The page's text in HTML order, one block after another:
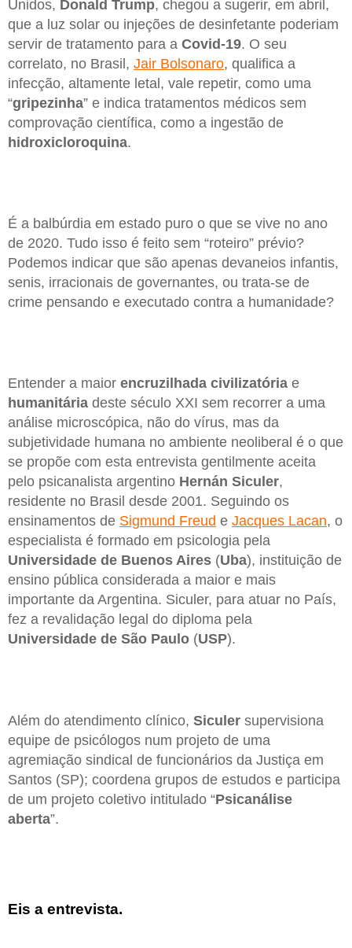
Unidos, Donald Trump, chegou a sugerir, em abril,
que a luz solar ou injeções de desinfetante poderiam
servir de tratamento para a Covid-19. O seu
correlato, no Brasil, Jair Bolsonaro, qualifica a
infecção, altamente letal, vale repetir, como uma
“gripezinha” e indica tratamentos médicos sem
comprovação científica, como a ingestão de
hidroxicloroquina.
É a balbúrdia em estado puro o que se vive no ano
de 2020. Tudo isso é feito sem “roteiro” prévio?
Podemos indicar que são apenas devaneios infantis,
senis, irracionais de governantes, ou trata-se de
crime pensando e executado contra a humanidade?
Entender a maior encruzilhada civilizatória e
humanitária deste século XXI sem recorrer a uma
análise microscópica, não do vírus, mas da
subjetividade humana no ambiente neoliberal é o que
se propõe com esta entrevista gentilmente aceita
pelo psicanalista argentino Hernán Siculer,
residente no Brasil desde 2001. Seguindo os
ensinamentos de Sigmund Freud e Jacques Lacan, o
especialista é formado em psicologia pela
Universidade de Buenos Aires (Uba), instituição de
ensino pública considerada a maior e mais
importante da Argentina. Siculer, para atuar no País,
fez a revalidação legal do diploma pela
Universidade de São Paulo (USP).
Além do atendimento clínico, Siculer supervisiona
equipe de psicólogos num projeto de uma
agremiação sindical de funcionários da Justiça em
Santos (SP); coordena grupos de estudos e participa
de um projeto coletivo intitulado “Psicanálise
aberta”.
Eis a entrevista.